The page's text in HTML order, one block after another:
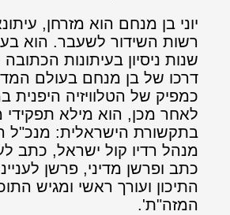
יוני בן מנחם הוא מזרחן,
רשות השידור לשעבר. הוא
שנות ניסיון בעיתונות
דרכו של בן מנחם בעולם
כמפיק של הטלוויזיה היפנית
לאחר מכן, הוא מילא
בתקשורת הישראלית: מנכ"ל
מנהל רדיו קול ישראל, כתב
כתב ופרשן מדיני, פרשן
התיכון ועורך ראשי ומגיש
המזה"ת'.